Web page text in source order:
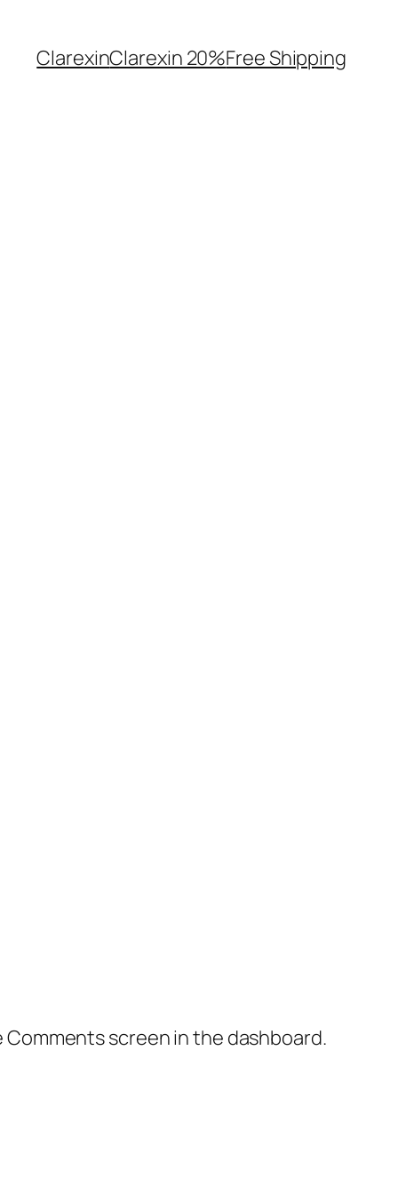
ClarexinClarexin 20%Free Shipping
screen in the dashboard.